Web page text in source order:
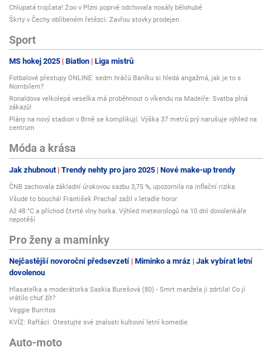
Chlupatá trojčata! Zoo v Plzni poprvé odchovala nosály bělohubé
Škrty v Čechy oblíbeném řetězci: Zavřou stovky prodejen
Sport
MS hokej 2025 Biatlon Liga mistrů
Fotbalové přestupy ONLINE: sedm hráčů Baníku si hledá angažmá, jak je to s
Nombilem?
Ronaldova velkolepá veselka má proběhnout o víkendu na Madeiře: Svatba plná
zákazů!
Plány na nový stadion v Brně se komplikují. Výška 37 metrů prý narušuje výhled na
centrum
Móda a krása
Jak zhubnout Trendy nehty pro jaro 2025 Nové make-up trendy
ČNB zachovala základní úrokovou sazbu 3,75 %, upozornila na inflační rizika
Všude to bouchá! František Prachař zažil v letadle horor
Až 48 °C a příchod čtvrté vlny horka. Výhled meteorologů na 10 dní dovolenkáře
nepotěší
Pro ženy a maminky
Nejčastější novoroční předsevzetí Miminko a mráz Jak vybírat letní
dovolenou
Hlasatelka a moderátorka Saskia Burešová (80) - Smrt manžela ji zdrtila! Co jí
vrátilo chuť žít?
Veggie Burritos
KVÍZ: Rafťáci. Otestujte své znalosti kultovní letní komedie
Auto-moto